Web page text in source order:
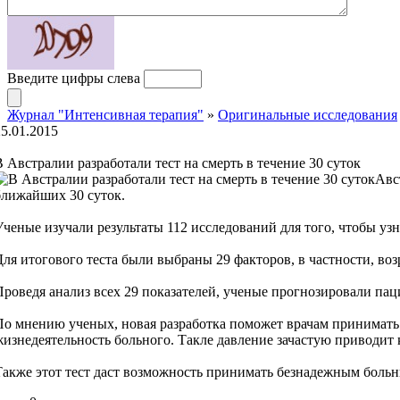
Введите цифры слева
Журнал "Интенсивная терапия" » Оригинальные исследования
Австралии разработали тест на смерть в течение 30 суток
30 суток.
изучали результаты 112 исследований для того, чтобы
итогового теста были выбраны 29 факторов, в частности,
анализ всех 29 показателей, ученые прогнозировали
мнению ученых, новая разработка поможет врачам
больного. Такле давление зачастую
этот тест даст возможность принимать безнадежным